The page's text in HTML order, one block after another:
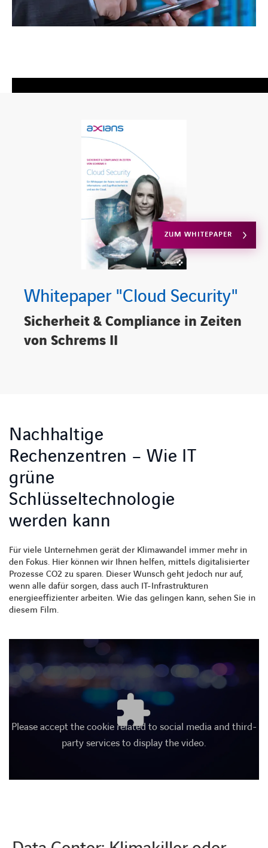
Whitepaper "Cloud Security"
Sicherheit & Compliance in Zeiten
von Schrems II
ZUM WHITEPAPER
Nachhaltige
Rechenzentren – Wie IT
grüne
Schlüsseltechnologie
werden kann
Für viele Unternehmen gerät der Klimawandel immer mehr in
den Fokus. Hier können wir Ihnen helfen, mittels digitalisierter
Prozesse CO2 zu sparen. Dieser Wunsch geht jedoch nur auf,
wenn alle dafür sorgen, dass auch IT-Infrastrukturen
energieeffizienter arbeiten. Wie das gelingen kann, sehen Sie in
diesem Film.
Please accept the cookie related to social media and third-
party services to display the video.